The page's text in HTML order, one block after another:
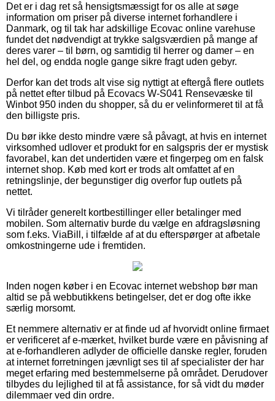
Det er i dag ret så hensigtsmæssigt for os alle at søge
information om priser på diverse internet forhandlere i
Danmark, og til tak har adskillige Ecovac online varehuse
fundet det nødvendigt at trykke salgsværdien på mange af
deres varer – til børn, og samtidig til herrer og damer – en
hel del, og endda nogle gange sikre fragt uden gebyr.
Derfor kan det trods alt vise sig nyttigt at eftergå flere outlets
på nettet efter tilbud på Ecovacs W-S041 Rensevæske til
Winbot 950 inden du shopper, så du er velinformeret til at få
den billigste pris.
Du bør ikke desto mindre være så påvagt, at hvis en internet
virksomhed udlover et produkt for en salgspris der er mystisk
favorabel, kan det undertiden være et fingerpeg om en falsk
internet shop. Køb med kort er trods alt omfattet af en
retningslinje, der begunstiger dig overfor fup outlets på
nettet.
Vi tilråder generelt kortbestillinger eller betalinger med
mobilen. Som alternativ burde du vælge en afdragsløsning
som f.eks. ViaBill, i tilfælde af at du efterspørger at afbetale
omkostningerne ude i fremtiden.
Inden nogen køber i en Ecovac internet webshop bør man
altid se på webbutikkens betingelser, det er dog ofte ikke
særlig morsomt.
Et nemmere alternativ er at finde ud af hvorvidt online firmaet
er verificeret af e-mærket, hvilket burde være en påvisning af
at e-forhandleren adlyder de officielle danske regler, foruden
at internet forretningen jævnligt ses til af specialister der har
meget erfaring med bestemmelserne på området. Derudover
tilbydes du lejlighed til at få assistance, for så vidt du møder
dilemmaer ved din ordre.